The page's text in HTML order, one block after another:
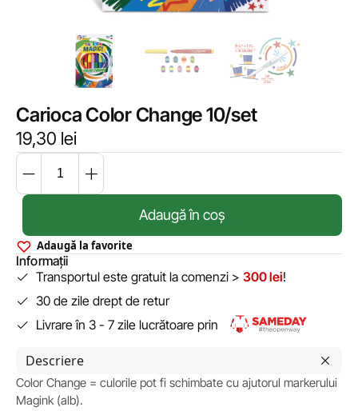
Carioca Color Change 10/set
19,30 lei
Adaugă în coș
Adaugă la favorite
Informații
Transportul este gratuit la comenzi > 300 lei!
30 de zile drept de retur
Livrare în 3 - 7 zile lucrătoare prin
Descriere
Color Change = culorile pot fi schimbate cu ajutorul markerului
Magink (alb).